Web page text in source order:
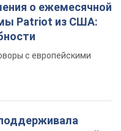
о ежемесячной
Patriot из США:
с европейскими